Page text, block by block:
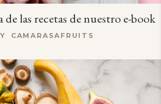
las recetas de nuestro e-book
CAMARASAFRUITS